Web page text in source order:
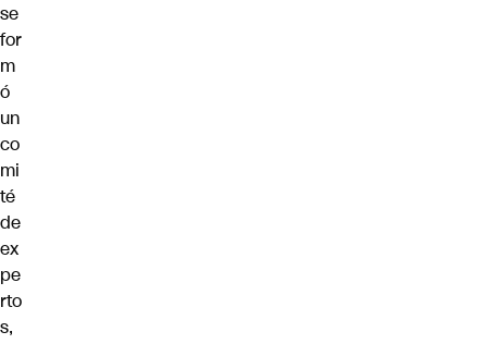
se
for
m
ó
un
co
mi
té
de
ex
pe
rto
s,